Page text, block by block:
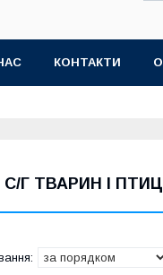
КОНТАКТИ
Г ТВАРИН І ПТИЦІ